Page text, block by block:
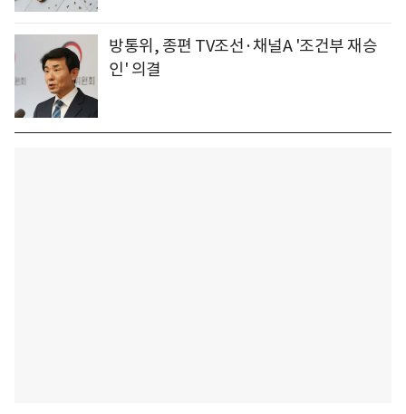
방통위, 종편 TV조선·채널A '조건부 재승
인' 의결